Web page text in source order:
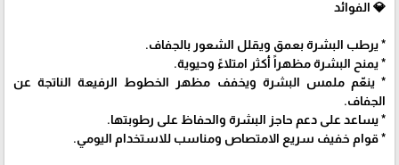
💎 الفوائد
* يرطب البشرة بعمق ويقلل الشعور بالجفاف.
* يمنح البشرة مظهراً أكثر امتلاءً وحيوية.
* ينعّم ملمس البشرة ويخفف مظهر الخطوط الرفيعة الناتجة عن
الجفاف.
* يساعد على دعم حاجز البشرة والحفاظ على رطوبتها.
* قوام خفيف سريع الامتصاص ومناسب للاستخدام اليومي.